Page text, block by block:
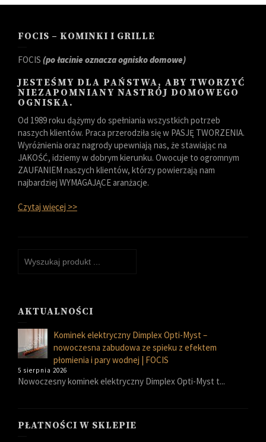
FOCIS – KOMINKI I GRILLE
FOCIS (po łacinie oznacza ognisko domowe)
JESTEŚMY DLA PAŃSTWA, ABY TWORZYĆ
NIEZAPOMNIANY NASTRÓJ DOMOWEGO
OGNISKA.
Od 1989 roku dążymy do spełniania wszystkich potrzeb
naszych klientów. Praca przerodziła się w PASJĘ TWORZENIA.
Wyróżnienia oraz nagrody upewniają nas, że stawiając na
JAKOŚĆ, idziemy w dobrym kierunku. Owocuje to ogromnym
ZAUFANIEM naszych klientów, którzy powierzają nam
najbardziej WYMAGAJĄCE aranżacje.
Czytaj więcej >>
AKTUALNOŚCI
Kominek elektryczny Dimplex Opti-Myst –
nowoczesna zabudowa ze spieku z efektem
płomienia i pary wodnej | FOCIS
5 sierpnia 2026
Nowoczesny kominek elektryczny Dimplex Opti-Myst t...
PŁATNOŚCI W SKLEPIE